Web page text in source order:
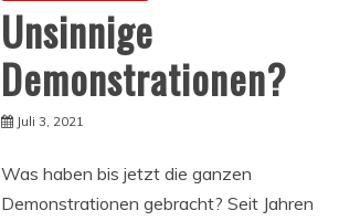
Unsinnige
Demonstrationen?
Juli 3, 2021
Was haben bis jetzt die ganzen
Demonstrationen gebracht? Seit Jahren